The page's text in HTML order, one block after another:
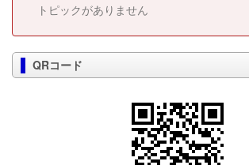
トピックがありません
QRコード